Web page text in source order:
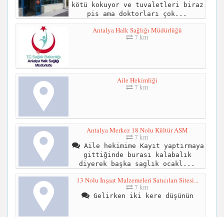
kötü kokuyor ve tuvaletleri biraz
pis ama doktorları çok...
Antalya Halk Sağlığı Müdürlüğü
7 km
Aile Hekimliği
7 km
Antalya Merkez 18 Nolu Kültür ASM
7 km
Aile hekimime Kayıt yaptırmaya
gittiğinde burası kalabalık
diyerek başka saglık ocakl...
13 Nolu İnşaat Malzemeleri Satıcıları Sitesi...
7 km
Gelirken iki kere düşünün